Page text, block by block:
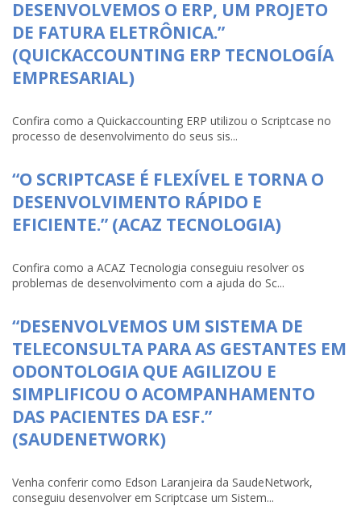
DESENVOLVEMOS O ERP, UM PROJETO
DE FATURA ELETRÔNICA.”
(QUICKACCOUNTING ERP TECNOLOGÍA
EMPRESARIAL)
Confira como a Quickaccounting ERP utilizou o Scriptcase no
processo de desenvolvimento do seus sis...
“O SCRIPTCASE É FLEXÍVEL E TORNA O
DESENVOLVIMENTO RÁPIDO E
EFICIENTE.” (ACAZ TECNOLOGIA)
Confira como a ACAZ Tecnologia conseguiu resolver os
problemas de desenvolvimento com a ajuda do Sc...
“DESENVOLVEMOS UM SISTEMA DE
TELECONSULTA PARA AS GESTANTES EM
ODONTOLOGIA QUE AGILIZOU E
SIMPLIFICOU O ACOMPANHAMENTO
DAS PACIENTES DA ESF.”
(SAUDENETWORK)
Venha conferir como Edson Laranjeira da SaudeNetwork,
conseguiu desenvolver em Scriptcase um Sistem...